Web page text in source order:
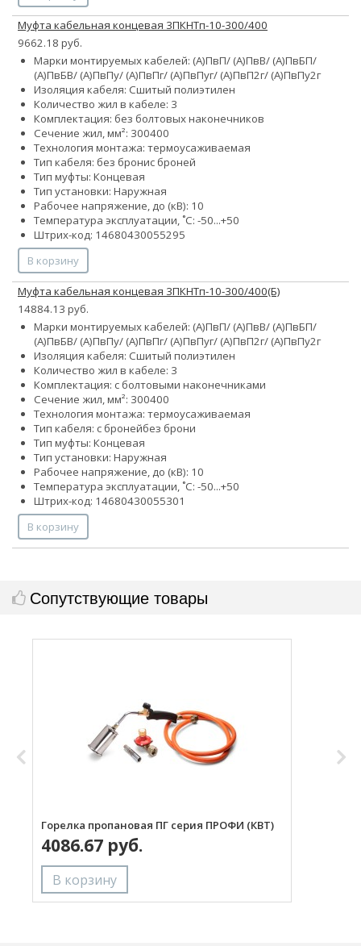
Муфта кабельная концевая 3ПКНТп-10-300/400
9662.18 руб.
Марки монтируемых кабелей: (А)ПвП/ (А)ПвВ/ (А)ПвБП/
(А)ПвБВ/ (А)ПвПу/ (А)ПвПг/ (А)ПвПуг/ (А)ПвП2г/ (А)ПвПу2г
Изоляция кабеля: Сшитый полиэтилен
Количество жил в кабеле: 3
Комплектация: без болтовых наконечников
Сечение жил, мм²: 300400
Технология монтажа: термоусаживаемая
Тип кабеля: без бронис броней
Тип муфты: Концевая
Тип установки: Наружная
Рабочее напряжение, до (кВ): 10
Температура эксплуатации, ˚С: -50...+50
Штрих-код: 14680430055295
В корзину
Муфта кабельная концевая 3ПКНТп-10-300/400(Б)
14884.13 руб.
Марки монтируемых кабелей: (А)ПвП/ (А)ПвВ/ (А)ПвБП/
(А)ПвБВ/ (А)ПвПу/ (А)ПвПг/ (А)ПвПуг/ (А)ПвП2г/ (А)ПвПу2г
Изоляция кабеля: Сшитый полиэтилен
Количество жил в кабеле: 3
Комплектация: с болтовыми наконечниками
Сечение жил, мм²: 300400
Технология монтажа: термоусаживаемая
Тип кабеля: с бронейбез брони
Тип муфты: Концевая
Тип установки: Наружная
Рабочее напряжение, до (кВ): 10
Температура эксплуатации, ˚С: -50...+50
Штрих-код: 14680430055301
В корзину
Сопутствующие товары
Горелка пропановая ПГ серия ПРОФИ (КВТ)
4086.67 руб.